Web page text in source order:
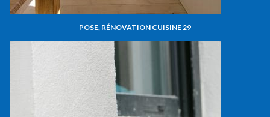
POSE, RÉNOVATION CUISINE 29